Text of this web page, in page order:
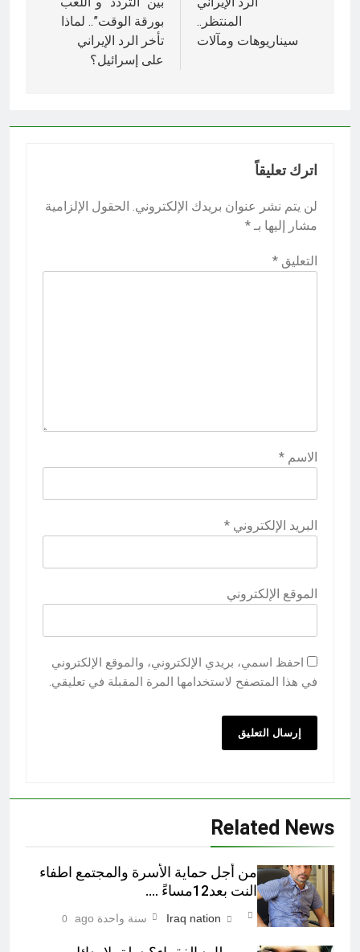
المقالات
المنتظر..
سيناريوهات ومآلات
بورقة الوقت”.. لماذا
تأخر الرد الإيراني
على إسرائيل؟
اترك تعليقاً
لن يتم نشر عنوان بريدك الإلكتروني. الحقول الإلزامية
مشار إليها بـ *
التعليق *
الاسم *
البريد الإلكتروني *
الموقع الإلكتروني
احفظ اسمي، بريدي الإلكتروني، والموقع الإلكتروني
في هذا المتصفح لاستخدامها المرة المقبلة في تعليقي.
Related News
من أجل حماية الأسرة والمجتمع اطفاء
النت بعد12مساءً ….
Iraq nation سنة واحدة ago 0